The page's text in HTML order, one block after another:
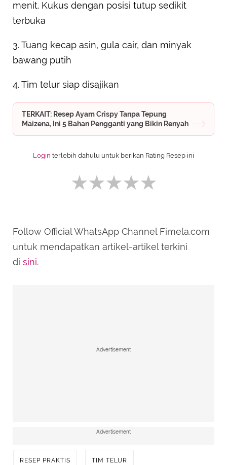
menit. Kukus dengan posisi tutup sedikit
terbuka
3. Tuang kecap asin, gula cair, dan minyak
bawang putih
4. Tim telur siap disajikan
TERKAIT: Resep Ayam Crispy Tanpa Tepung
Maizena, Ini 5 Bahan Pengganti yang Bikin Renyah
Login terlebih dahulu untuk berikan Rating Resep ini
SUBMIT REVIEW
Follow Official WhatsApp Channel Fimela.com
untuk mendapatkan artikel-artikel terkini
di sini.
Advertisement
Advertisement
RESEP PRAKTIS TIM TELUR